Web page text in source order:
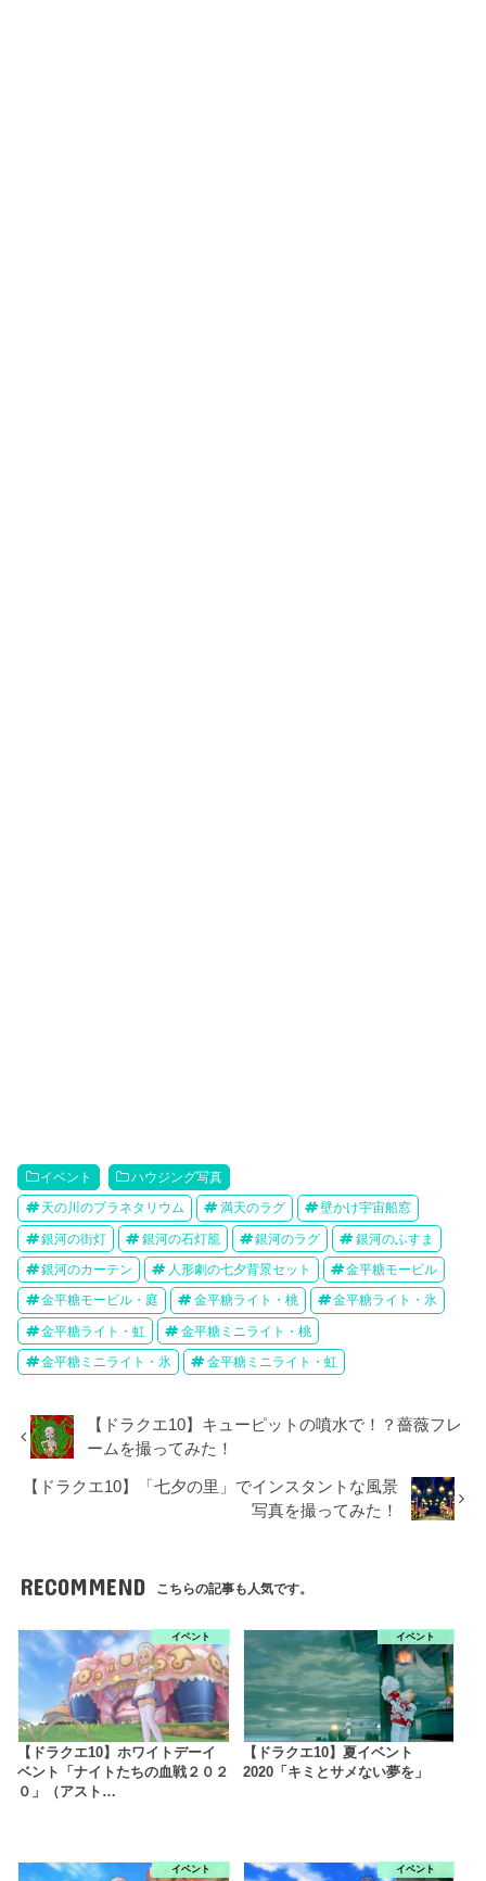
イベント ハウジング写真
天の川のプラネタリウム 満天のラグ 壁かけ宇宙船窓
銀河の街灯 銀河の石灯籠 銀河のラグ 銀河のふすま
銀河のカーテン 人形劇の七夕背景セット 金平糖モービル
金平糖モービル・庭 金平糖ライト・桃 金平糖ライト・氷
金平糖ライト・虹 金平糖ミニライト・桃
金平糖ミニライト・氷 金平糖ミニライト・虹
【ドラクエ10】キューピットの噴水で！？薔薇フレ
ームを撮ってみた！
【ドラクエ10】「七夕の里」でインスタントな風景
写真を撮ってみた！
RECOMMEND こちらの記事も人気です。
イベント
【ドラクエ10】ホワイトデーイ
ベント「ナイトたちの血戦２０２
０」（アスト…
イベント
【ドラクエ10】夏イベント
2020「キミとサメない夢を」
イベント イベント